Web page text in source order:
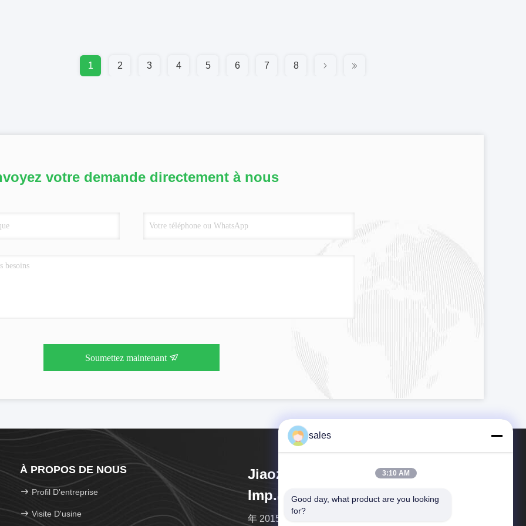
1 2 3 4 5 6 7 8
votre demande directement à nous
Soumettez maintenant
À PROPOS DE NOUS
Profil D'entreprise
Visite D'usine
Jiaozuo Eversim
Imp.&Exp.Co.,Ltd
年 2015, 是集生产销售为一体的科技型化工企业,。 de
sales
3:10 AM
Good day, what product are you looking
for?